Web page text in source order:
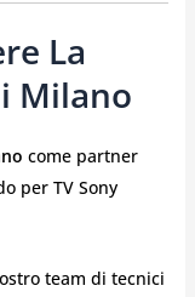
La
Milano
come partner
per TV Sony
team di tecnici